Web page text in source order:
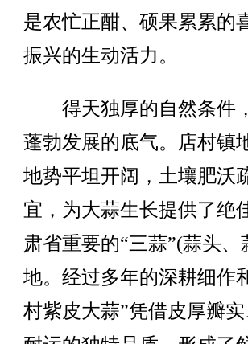
是农忙正酣、硕果累累的
振兴的生动活力。
得天独厚的自然条件
蓬勃发展的底气。店村镇
地势平坦开阔，土壤肥沃
宜，为大蒜生长提供了绝
肃省重要的“三蒜”(蒜头
地。经过多年的深耕细作
村紫皮大蒜”凭借皮厚瓣